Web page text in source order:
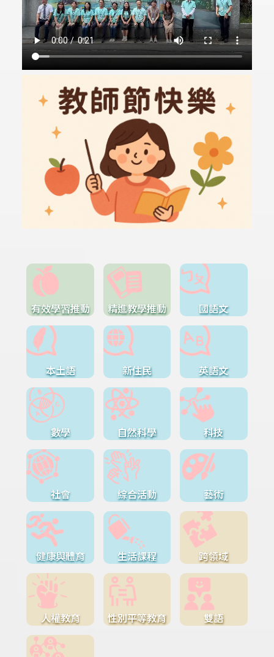
有效學習推動 精進教學推動 國語文
本土語 新住民 英語文
數學 自然科學 科技
社會 綜合活動 藝術
健康與體育 生活課程 跨領域
人權教育 性別平等教育 雙語